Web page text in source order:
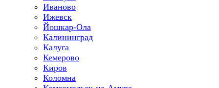
Иваново
Ижевск
Йошкар-Ола
Калининград
Калуга
Кемерово
Киров
Коломна